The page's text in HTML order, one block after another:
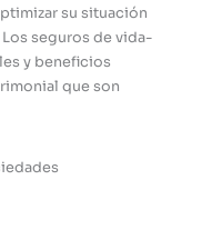
su situación
seguros de vida-
y beneficios
que son